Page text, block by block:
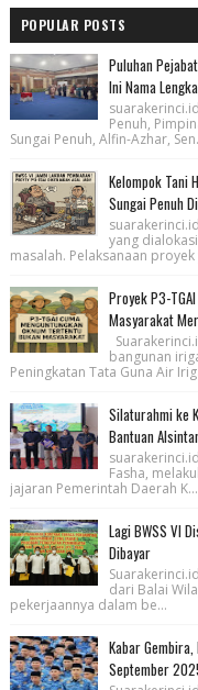
POPULAR POSTS
Puluhan
Ini Nama
Penuh,
Sungai Penuh, Alfin-Azhar,
Kelompok Tani
Sungai Penuh
yang
masalah. Pelaksanaan proyek
Proyek P3-
Masyarakat
bangunan
Peningkatan Tata Guna Air
Silaturahmi ke
Bantuan
Fasha,
jajaran Pemerintah Daerah K...
Lagi BWSS VI
Dibayar
dari Balai
pekerjaannya dalam be...
Kabar
September